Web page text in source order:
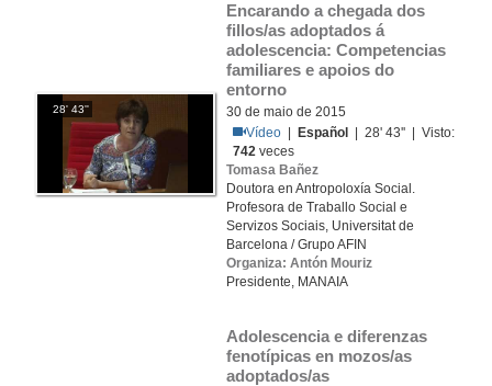
28' 43''
Encarando a chegada dos
fillos/as adoptados á
adolescencia: Competencias
familiares e apoios do
entorno
30 de maio de 2015
Vídeo
Español
| 28' 43'' | Visto:
742 veces
Tomasa Bañez
Doutora en Antropoloxía Social.
Profesora de Traballo Social e
Servizos Sociais, Universitat de
Barcelona / Grupo AFIN
Organiza: Antón Mouriz
Presidente, MANAIA
Adolescencia e diferenzas
fenotípicas en mozos/as
adoptados/as